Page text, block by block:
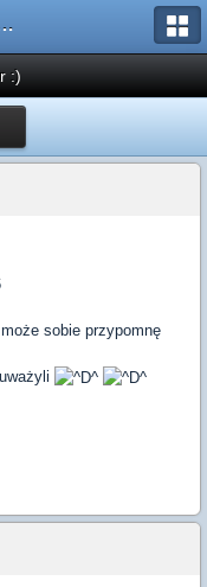
AMX Mod X i SourceMod
:)
sobie przypomnę